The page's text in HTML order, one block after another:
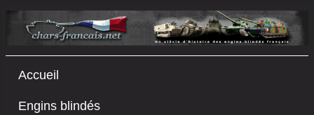
Accueil
Engins blindés